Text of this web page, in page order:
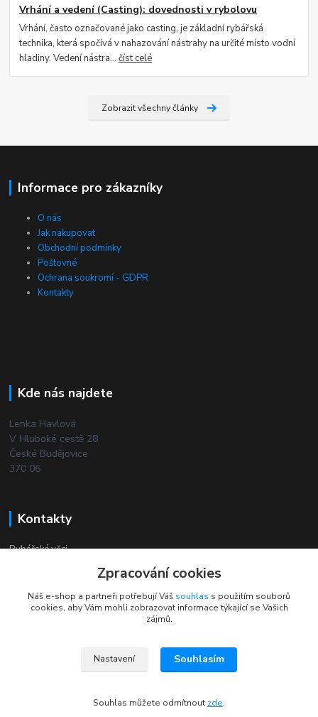
Vrhání a vedení (Casting): dovednosti v rybolovu
Vrhání, často označované jako casting, je základní rybářská
technika, která spočívá v nahazování nástrahy na určité místo vodní
hladiny. Vedení nástra...číst celé
Zobrazit všechny články
Informace pro zákazníky
O nás
Jak nakupovat
Obchodní podmínky
Poštovné
Ochrana soukromí - GDPR
Kontakty
Kde nás najdete
Lenka Havlová
V Hluboké cestě 28
České Budějovice
370 06
Kontakty
Rybářské věci
+420 732 380 844
(Po-Pá, 8-18 hod.)
2024 © Rybarske-veci.cz Všechna práva vyhrazena
Zpracování cookies
Náš e-shop a partneři potřebují Váš souhlas s použitím souborů
cookies, aby Vám mohli zobrazovat informace týkající se Vašich
zájmů.
Nastavení Souhlasím
Souhlas můžete odmítnout zde.